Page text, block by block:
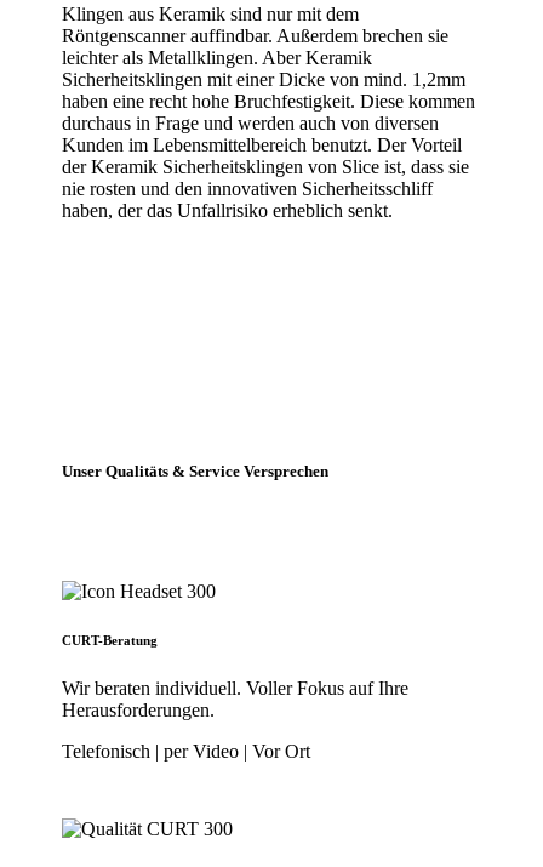
Klingen aus Keramik sind nur mit dem
Röntgenscanner auffindbar. Außerdem brechen sie
leichter als Metallklingen. Aber Keramik
Sicherheitsklingen mit einer Dicke von mind. 1,2mm
haben eine recht hohe Bruchfestigkeit. Diese kommen
durchaus in Frage und werden auch von diversen
Kunden im Lebensmittelbereich benutzt. Der Vorteil
der Keramik Sicherheitsklingen von Slice ist, dass sie
nie rosten und den innovativen Sicherheitsschliff
haben, der das Unfallrisiko erheblich senkt.
Unser Qualitäts & Service Versprechen
CURT-Beratung
Wir beraten individuell. Voller Fokus auf Ihre
Herausforderungen.
Telefonisch | per Video | Vor Ort